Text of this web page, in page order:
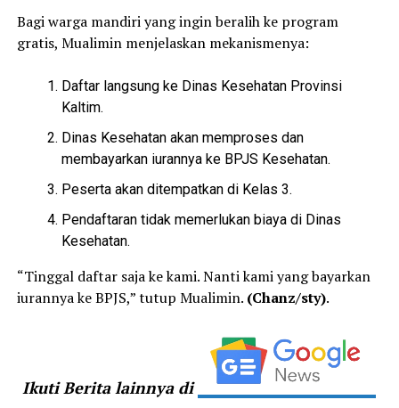
Bagi warga mandiri yang ingin beralih ke program
gratis, Mualimin menjelaskan mekanismenya:
Daftar langsung ke Dinas Kesehatan Provinsi
Kaltim.
Dinas Kesehatan akan memproses dan
membayarkan iurannya ke BPJS Kesehatan.
Peserta akan ditempatkan di Kelas 3.
Pendaftaran tidak memerlukan biaya di Dinas
Kesehatan.
“Tinggal daftar saja ke kami. Nanti kami yang bayarkan
iurannya ke BPJS,” tutup Mualimin. (Chanz/sty).
Ikuti Berita lainnya di